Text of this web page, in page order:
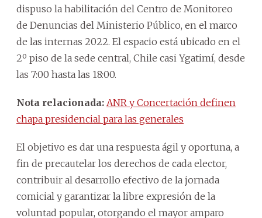
dispuso la habilitación del Centro de Monitoreo
de Denuncias del Ministerio Público, en el marco
de las internas 2022. El espacio está ubicado en el
2º piso de la sede central, Chile casi Ygatimí, desde
las 7:00 hasta las 18:00.
Nota relacionada: ANR y Concertación definen
chapa presidencial para las generales
El objetivo es dar una respuesta ágil y oportuna, a
fin de precautelar los derechos de cada elector,
contribuir al desarrollo efectivo de la jornada
comicial y garantizar la libre expresión de la
voluntad popular, otorgando el mayor amparo